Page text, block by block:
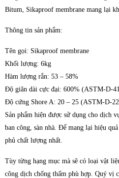
Bitum, Sikaproof membrane mang lại
Thông tin sản phẩm:
Tên gọi: Sikaproof membrane
Khối lượng: 6kg
Hàm lượng rắn: 53 – 58%
Độ giãn dài cực đại: 600% (ASTM-D-
Độ cứng Shore A: 20 – 25 (ASTM-D-
Sản phẩm hiện được sử dụng cho dịch
ban công, sàn nhà. Để mang lại hiệu
phủ chất lượng nhất.
Tùy từng hạng mục mà sẽ có loại vật
công dịch chống thấm phù hợp. Quý vị